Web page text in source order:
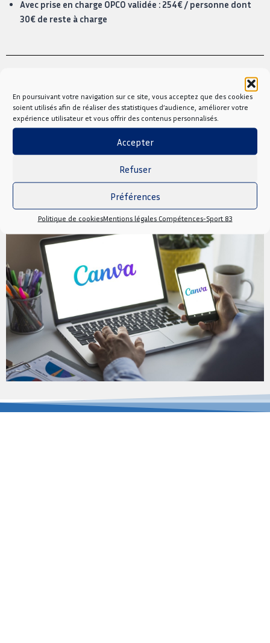
En poursuivant votre navigation sur ce site, vous acceptez que des cookies
soient utilisés afin de réaliser des statistiques d’audience, améliorer votre
expérience utilisateur et vous offrir des contenus personnalisés.
Accepter
Refuser
Préférences
Politique de cookiesMentions légales Compétences-Sport 83
Avec prise en charge OPCO validée : 254€ / personne dont
30€ de reste à charge
15/10/26